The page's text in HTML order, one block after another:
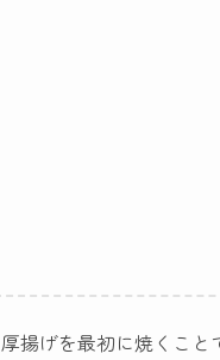
厚揚げを最初に焼くこ